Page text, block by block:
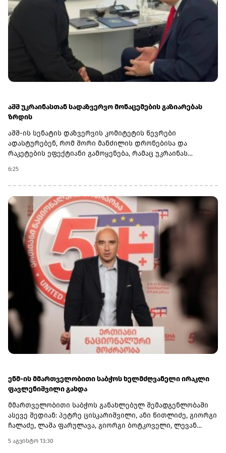
დასაქმებით და აღნიშნავენ, რომ Apple-ის ყოფილმა
თანამშრომლებმა სამუშაო ადგილი საკუთარი სურვილით,
ინოვაციური პროექტებით დაინტერესების გამო
აშშ უკრაინასთან სადაზვერვო მონაცემების გაზიარებას
ზრდის
აშშ-ის სენატის დაზვერვის კომიტეტის წევრები
ადასტურებენ, რომ შორი მანძილის დრონებისა და
რაკეტების ეფექტიანი გამოყენება, რამაც უკრაინას
საშუალება მისცა, სწორედ ამერიკული სადაზვერვო
ინფორმაციის გაძლიერებას უკავშირდება.ივლისის
დასაწყისში განხორციელებულმა შეტევებმა მოსკოვი
იძულებული გახადა, დიზელის ექსპორტი შეეჩერებინა,
რამაც კრემლზე ეკონომიკური და სტრატეგიული ზეწოლა
გაზარდა.ანალიტიკოსების შეფასებით, ვაშინგტონიდან
მიღებული ინფორმაცია უკრაინას ეხმარება, არა მხოლოდ
უკეთ დაიცვას თავი რუსული სარაკეტო იერიშებისგან,
არამედ ფრონტის ხაზის სტაბილიზაციითა და რუსეთის
ტერიტორიაზე წერტილოვანი დარტყმებით მოსკოვი
მომავალი მოლაპარაკებების მაგიდასთან დასაჯდომად
იძულებული გახადოს.თავის მხრივ, ამერიკული მხარეც
იღებს სარგებელს, რადგან უკრაინულ მხარეს კრემლში
მიმდინარე პროცესებთან დაკავშირებით მაღალი ხარისხის
სადაზვერვო ინფორმაცია გააჩნია.
6:25
ენმ-ის მმართველობითი საბჭოს ხელმძღვანელი ირაკლი
ფავლენიშვილი გახდა
მმართველობითი საბჭოს განახლებულ შემადგენლობაში
ასევე შედიან: პეტრე ცისკარიშვილი, ანი წითლიძე, გიორგი
ჩალაძე, ლაშა ფარულავა, გიორგი ბოტკოველი, ლევან
შეეხება პარტიის ყოფილ თავმჯდომარეს, თინა ბოკუჩავას,
5 აგვისტო 13:30